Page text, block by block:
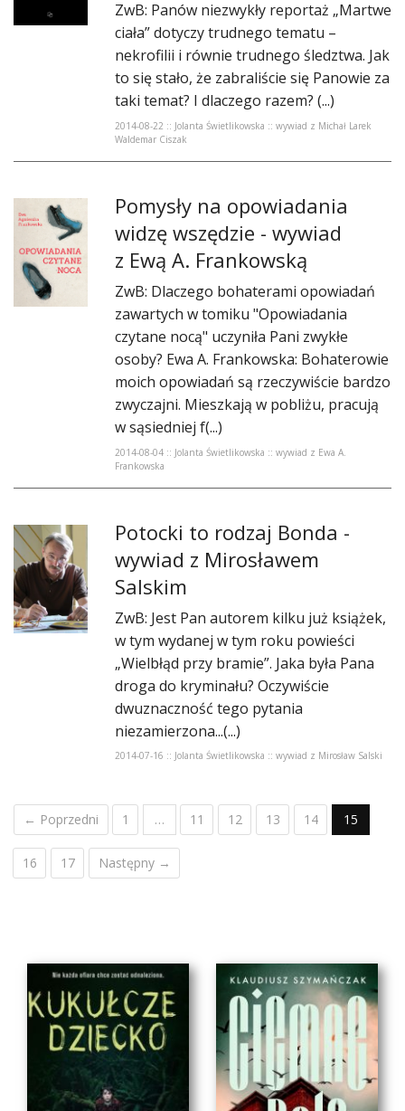
ZwB: Panów niezwykły reportaż „Martwe
ciała” dotyczy trudnego tematu –
nekrofilii i równie trudnego śledztwa. Jak
to się stało, że zabraliście się Panowie za
taki temat? I dlaczego razem? (...)
2014-08-22 :: Jolanta Świetlikowska :: wywiad z Michał Larek
Waldemar Ciszak
Pomysły na opowiadania
widzę wszędzie - wywiad
z Ewą A. Frankowską
ZwB: Dlaczego bohaterami opowiadań
zawartych w tomiku "Opowiadania
czytane nocą" uczyniła Pani zwykłe
osoby? Ewa A. Frankowska: Bohaterowie
moich opowiadań są rzeczywiście bardzo
zwyczajni. Mieszkają w pobliżu, pracują
w sąsiedniej f(...)
2014-08-04 :: Jolanta Świetlikowska :: wywiad z Ewa A.
Frankowska
Potocki to rodzaj Bonda -
wywiad z Mirosławem
Salskim
ZwB: Jest Pan autorem kilku już książek,
w tym wydanej w tym roku powieści
„Wielbłąd przy bramie”. Jaka była Pana
droga do kryminału? Oczywiście
dwuznaczność tego pytania
niezamierzona...(...)
2014-07-16 :: Jolanta Świetlikowska :: wywiad z Mirosław Salski
← Poprzedni 1 … 11 12 13 14 15
16 17 Następny →